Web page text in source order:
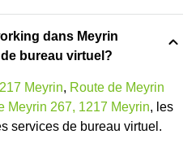
dans Meyrin
bureau virtuel?
Meyrin, Route de Meyrin
Meyrin 267, 1217 Meyrin, les
services de bureau virtuel.